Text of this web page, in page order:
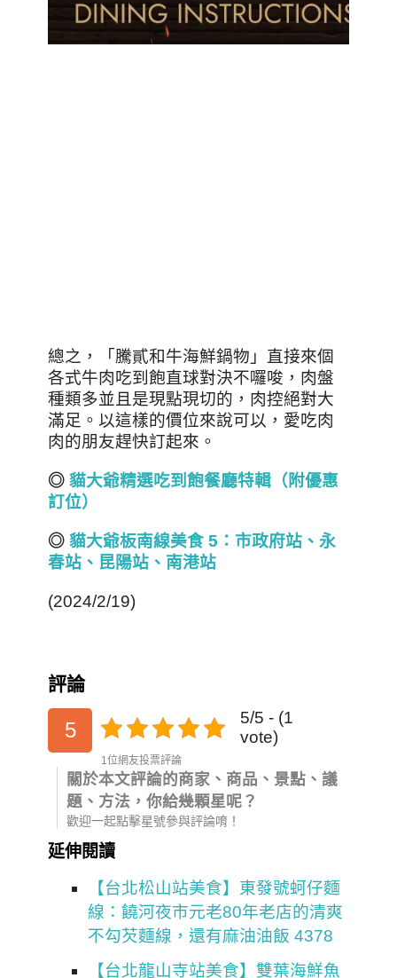
總之，「騰貳和牛海鮮鍋物」直接來個
各式牛肉吃到飽直球對決不囉唆，肉盤
種類多並且是現點現切的，肉控絕對大
滿足。以這樣的價位來說可以，愛吃肉
肉的朋友趕快訂起來。
◎ 貓大爺精選吃到飽餐廳特輯（附優惠
訂位）
◎ 貓大爺板南線美食 5 ：市政府站、永
春站、昆陽站、南港站
(2024/2/19)
評論
5
5/5 - (1
vote)
1位網友投票評論
關於本文評論的商家、商品、景點、議
題、方法，你給幾顆星呢？
歡迎一起點擊星號參與評論唷！
延伸閱讀
【台北松山站美食】東發號蚵仔麵
線：饒河夜市元老80年老店的清爽
不勾芡麵線，還有麻油油飯 4378
【台北龍山寺站美食】雙葉海鮮魚